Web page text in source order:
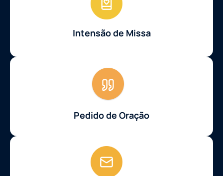
Intensão de Missa
Pedido de Oração